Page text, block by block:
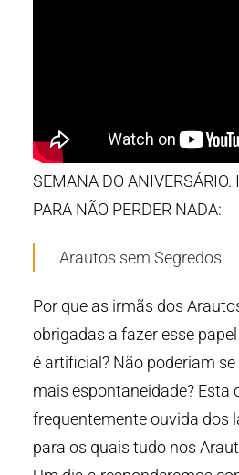
SEMANA DO ANIVERSÁRIO.
PARA NÃO PERDER NADA:
Arautos sem Segredos
Por que as irmãs dos
obrigadas a fazer esse
é artificial? Não poderiam
mais espontaneidade? Esta
frequentemente ouvida dos
para os quais tudo nos